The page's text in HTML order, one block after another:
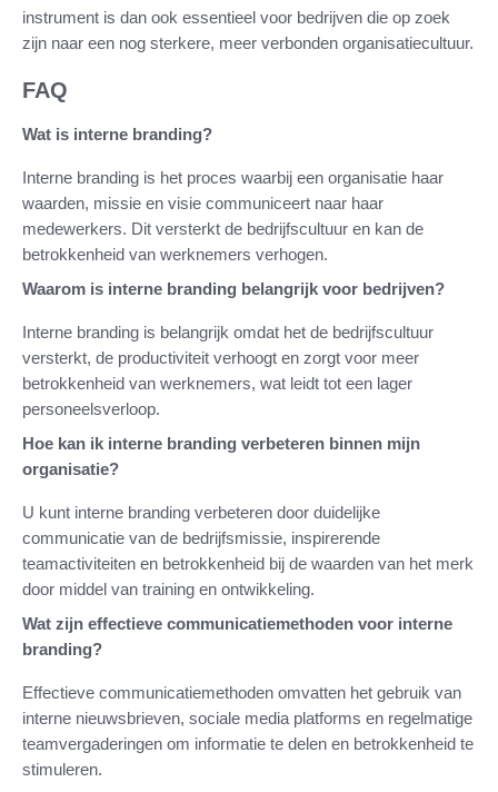
instrument is dan ook essentieel voor bedrijven die op zoek
zijn naar een nog sterkere, meer verbonden organisatiecultuur.
FAQ
Wat is interne branding?
Interne branding is het proces waarbij een organisatie haar
waarden, missie en visie communiceert naar haar
medewerkers. Dit versterkt de bedrijfscultuur en kan de
betrokkenheid van werknemers verhogen.
Waarom is interne branding belangrijk voor bedrijven?
Interne branding is belangrijk omdat het de bedrijfscultuur
versterkt, de productiviteit verhoogt en zorgt voor meer
betrokkenheid van werknemers, wat leidt tot een lager
personeelsverloop.
Hoe kan ik interne branding verbeteren binnen mijn
organisatie?
U kunt interne branding verbeteren door duidelijke
communicatie van de bedrijfsmissie, inspirerende
teamactiviteiten en betrokkenheid bij de waarden van het merk
door middel van training en ontwikkeling.
Wat zijn effectieve communicatiemethoden voor interne
branding?
Effectieve communicatiemethoden omvatten het gebruik van
interne nieuwsbrieven, sociale media platforms en regelmatige
teamvergaderingen om informatie te delen en betrokkenheid te
stimuleren.